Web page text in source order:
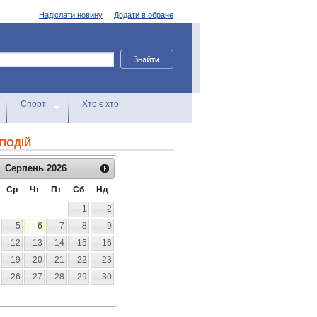
Додати в обране
Надіслати новину
Спорт Хто є хто
Серпень 2026
Ср Чт Пт Сб
Нд
1
2
5 6 7 8
9
12 13 14 15
16
19 20 21 22
23
26 27 28 29
30